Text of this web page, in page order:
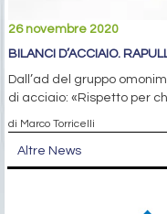
26 novembre 2020
BILANCI D’ACCIAIO.
Dall’ad del gruppo
di acciaio: «Rispetto per
di Marco Torricelli
Altre News